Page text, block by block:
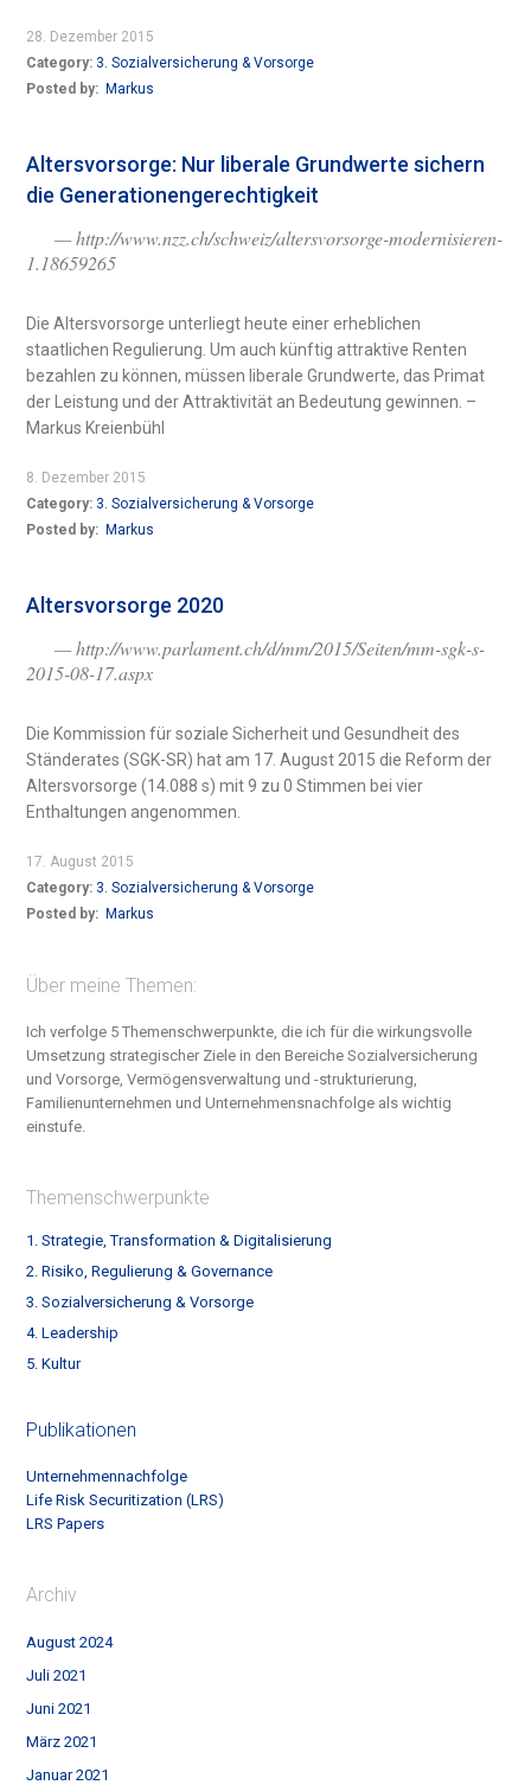
28. Dezember 2015
Category: 3. Sozialversicherung & Vorsorge
Posted by: Markus
Altersvorsorge: Nur liberale Grundwerte sichern
die Generationengerechtigkeit
— http://www.nzz.ch/schweiz/altersvorsorge-modernisieren-
1.18659265
Die Altersvorsorge unterliegt heute einer erheblichen
staatlichen Regulierung. Um auch künftig attraktive Renten
bezahlen zu können, müssen liberale Grundwerte, das Primat
der Leistung und der Attraktivität an Bedeutung gewinnen. –
Markus Kreienbühl
8. Dezember 2015
Category: 3. Sozialversicherung & Vorsorge
Posted by: Markus
Altersvorsorge 2020
— http://www.parlament.ch/d/mm/2015/Seiten/mm-sgk-s-
2015-08-17.aspx
Die Kommission für soziale Sicherheit und Gesundheit des
Ständerates (SGK-SR) hat am 17. August 2015 die Reform der
Altersvorsorge (14.088 s) mit 9 zu 0 Stimmen bei vier
Enthaltungen angenommen.
17. August 2015
Category: 3. Sozialversicherung & Vorsorge
Posted by: Markus
Über meine Themen:
Ich verfolge 5 Themenschwerpunkte, die ich für die wirkungsvolle
Umsetzung strategischer Ziele in den Bereiche Sozialversicherung
und Vorsorge, Vermögensverwaltung und -strukturierung,
Familienunternehmen und Unternehmensnachfolge als wichtig
einstufe.
Themenschwerpunkte
1. Strategie, Transformation & Digitalisierung
2. Risiko, Regulierung & Governance
3. Sozialversicherung & Vorsorge
4. Leadership
5. Kultur
Publikationen
Unternehmennachfolge
Life Risk Securitization (LRS)
LRS Papers
Archiv
August 2024
Juli 2021
Juni 2021
März 2021
Januar 2021